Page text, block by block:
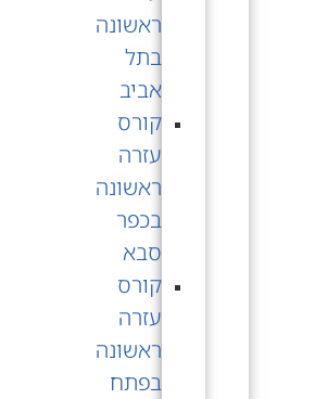
ראשונה
בתל
אביב
קורס
עזרה
ראשונה
בכפר
סבא
קורס
עזרה
ראשונה
בפתח